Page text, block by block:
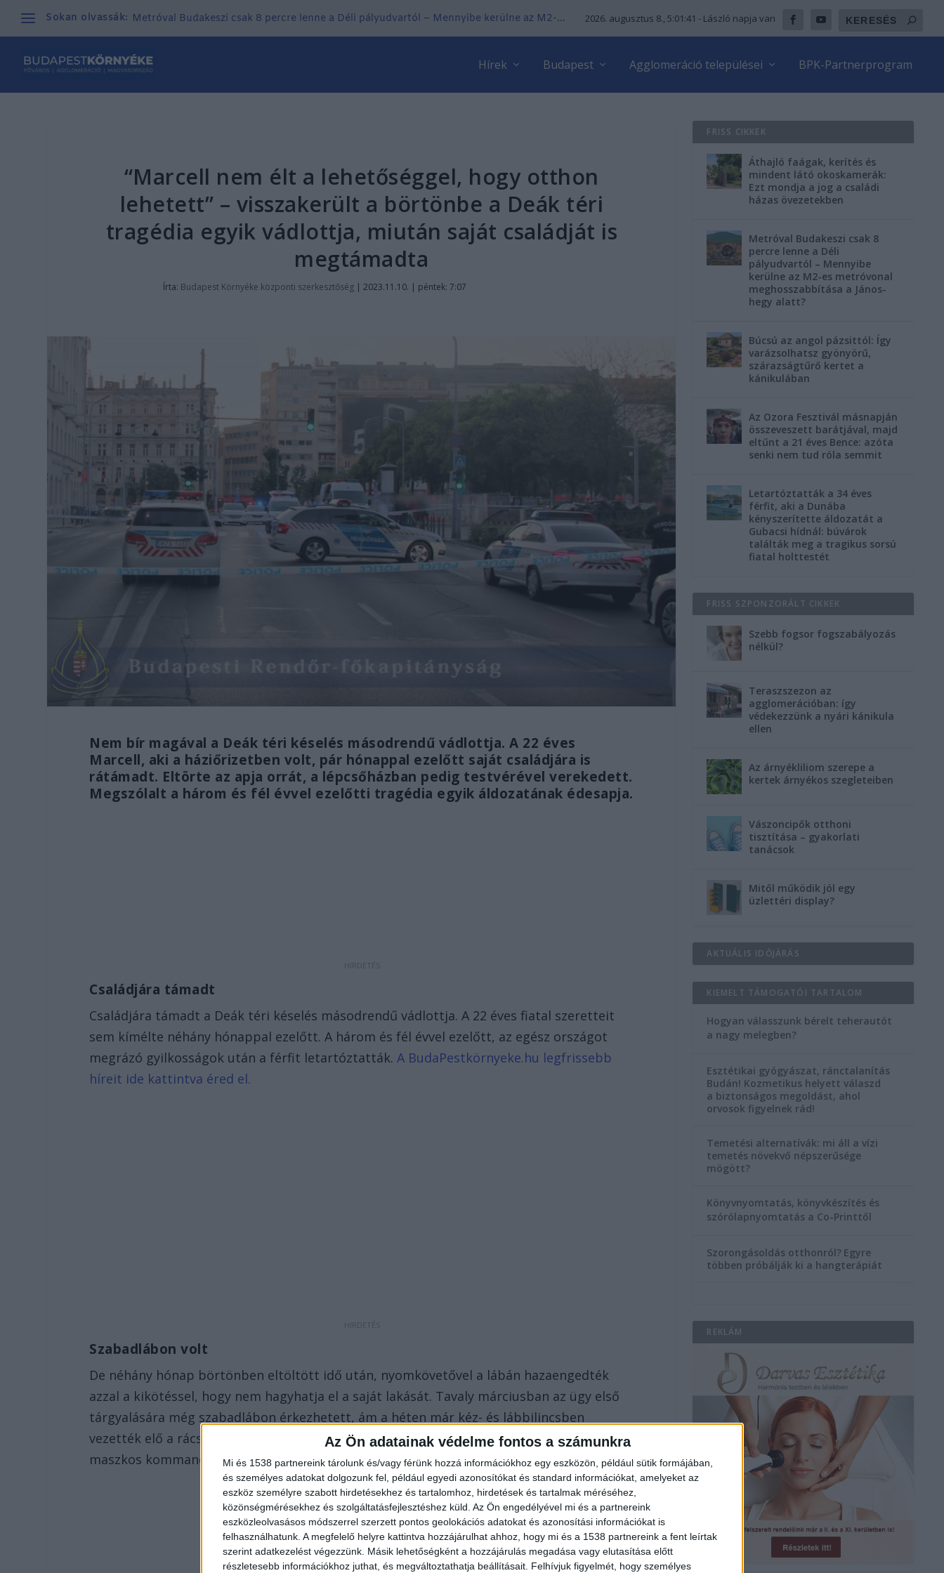
Az Ön adatainak védelme fontos a számunkra
Mi és 1538 partnereink tárolunk és/vagy férünk hozzá információkhoz egy eszközön, például sütik formájában,
és személyes adatokat dolgozunk fel, például egyedi azonosítókat és standard információkat, amelyeket az
eszköz személyre szabott hirdetésekhez és tartalomhoz, hirdetések és tartalmak méréséhez,
közönségmérésekhez és szolgáltatásfejlesztéshez küld. Az Ön engedélyével mi és a partnereink
eszközleolvasásos módszerrel szerzett pontos geolokációs adatokat és azonosítási információkat is
felhasználhatunk. A megfelelő helyre kattintva hozzájárulhat ahhoz, hogy mi és a 1538 partnereink a fent leírtak
szerint adatkezelést végezzünk. Másik lehetőségként a hozzájárulás megadása vagy elutasítása előtt
részletesebb információkhoz juthat, és megváltoztathatja beállításait. Felhívjuk figyelmét, hogy személyes
Sokan olvassák: Metróval Budakeszi csak 8 percre lenne a Déli pályudvartól – Mennyibe kerülne az M2-... 2026. augusztus 8., 5:01:43 - László napja van
Hírek Budapest Agglomeráció települései BPK-Partnerprogram
“Marcell nem élt a lehetőséggel, hogy otthon
lehetett” – visszakerült a börtönbe a Deák téri
tragédia egyik vádlottja, miután saját családját is
megtámadta
Írta: Budapest Környéke központi szerkesztőség |2023.11.10. | péntek: 7:07
Nem bír magával a Deák téri késelés másodrendű vádlottja. A 22 éves
Marcell, aki a háziőrizetben volt, pár hónappal ezelőtt saját családjára is
rátámadt. Eltörte az apja orrát, a lépcsőházban pedig testvérével verekedett.
Megszólalt a három és fél évvel ezelőtti tragédia egyik áldozatának édesapja.
Családjára támadt
Családjára támadt a Deák téri késelés másodrendű vádlottja. A 22 éves fiatal szeretteit
sem kímélte néhány hónappal ezelőtt. A három és fél évvel ezelőtt, az egész országot
megrázó gyilkosságok után a férfit letartóztatták.A BudaPestkörnyeke.hu legfrissebb
híreit ide kattintva éred el.
Szabadlábon volt
De néhány hónap börtönben eltöltött idő után, nyomkövetővel a lábán hazaengedték
azzal a kikötéssel, hogy nem hagyhatja el a saját lakását. Tavaly márciusban az ügy első
tárgyalására még szabadlábon érkezhetett, ám a héten már kéz- és lábbilincsben
vezették elő a rácsok mögül a Fővárosi Törvényszék épületébe a büntetés-végrehajtás
maszkos kommandósai.
FRISS CIKKEK
Áthajló faágak, kerítés és
mindent látó okoskamerák:
Ezt mondja a jog a családi
házas övezetekben
Metróval Budakeszi csak 8
percre lenne a Déli
pályudvartól – Mennyibe
kerülne az M2-es metróvonal
meghosszabbítása a János-
hegy alatt?
Búcsú az angol pázsittól: Így
varázsolhatsz gyönyörű,
szárazságtűrő kertet a
kánikulában
Az Ozora Fesztivál másnapján
összeveszett barátjával, majd
eltűnt a 21 éves Bence: azóta
senki nem tud róla semmit
Letartóztatták a 34 éves
férfit, aki a Dunába
kényszerítette áldozatát a
Gubacsi hídnál: búvárok
találták meg a tragikus sorsú
fiatal holttestét
FRISS SZPONZORÁLT CIKKEK
Szebb fogsor fogszabályozás
nélkül?
Teraszszezon az
agglomerációban: így
védekezzünk a nyári kánikula
ellen
Az árnyékliliom szerepe a
kertek árnyékos szegleteiben
Vászoncipők otthoni
tisztítása – gyakorlati
tanácsok
Mitől működik jól egy
üzlettéri display?
AKTUÁLIS IDŐJÁRÁS
KIEMELT TÁMOGATÓI TARTALOM
Hogyan válasszunk bérelt teherautót
a nagy melegben?
Esztétikai gyógyászat, ránctalanítás
Budán! Kozmetikus helyett válaszd
a biztonságos megoldást, ahol
orvosok figyelnek rád!
Temetési alternatívák: mi áll a vízi
temetés növekvő népszerűsége
mögött?
Könyvnyomtatás, könyvkészítés és
szórólapnyomtatás a Co-Printtől
Szorongásoldás otthonról? Egyre
többen próbálják ki a hangterápiát
REKLÁM